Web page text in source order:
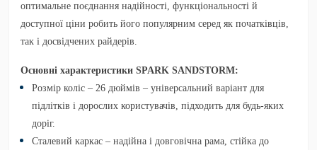
оптимальне поєднання надійності, функціональності й
доступної ціни робить його популярним серед як початківців,
так і досвідчених райдерів.
Основні характеристики SPARK SANDSTORM:
Розмір коліс – 26 дюймів – універсальний варіант для
підлітків і дорослих користувачів, підходить для будь-яких
доріг.
Сталевий каркас – надійна і довговічна рама, стійка до